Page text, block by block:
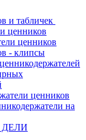
и табличек
ценников
ценников
- клипсы
ценников
на
ДЕЛИ